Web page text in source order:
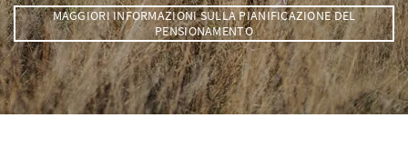
MAGGIORI INFORMAZIONI SULLA PIANIFICAZIONE DEL
PENSIONAMENTO